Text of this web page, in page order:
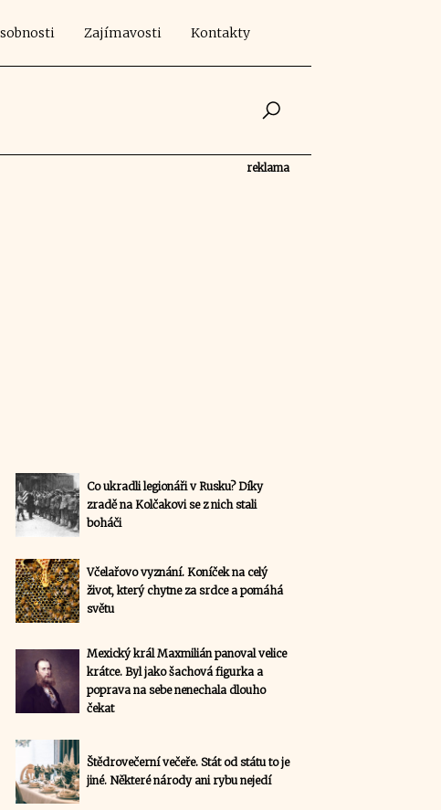
Zajímavosti Kontakty
reklama
Co ukradli legionáři v Rusku? Díky
zradě na Kolčakovi se z nich stali
boháči
Včelařovo vyznání. Koníček na celý
život, který chytne za srdce a pomáhá
světu
Mexický král Maxmilián panoval velice
krátce. Byl jako šachová figurka a
poprava na sebe nenechala dlouho
čekat
Štědrovečerní večeře. Stát od státu to je
jiné. Některé národy ani rybu nejedí